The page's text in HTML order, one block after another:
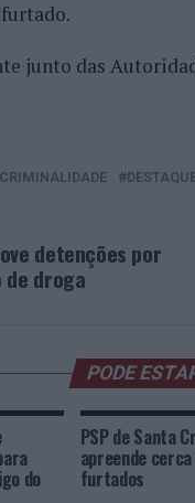
junto das
CRIMINALIDADE
detenções por
droga
PODE
do
PSP de Santa
apreende
furtados